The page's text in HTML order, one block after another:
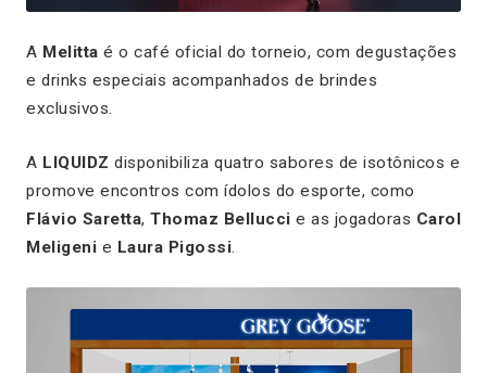
A Melitta é o café oficial do torneio, com degustações
e drinks especiais acompanhados de brindes
exclusivos.
A LIQUIDZ disponibiliza quatro sabores de isotônicos e
promove encontros com ídolos do esporte, como
Flávio Saretta, Thomaz Bellucci e as jogadoras Carol
Meligeni e Laura Pigossi.